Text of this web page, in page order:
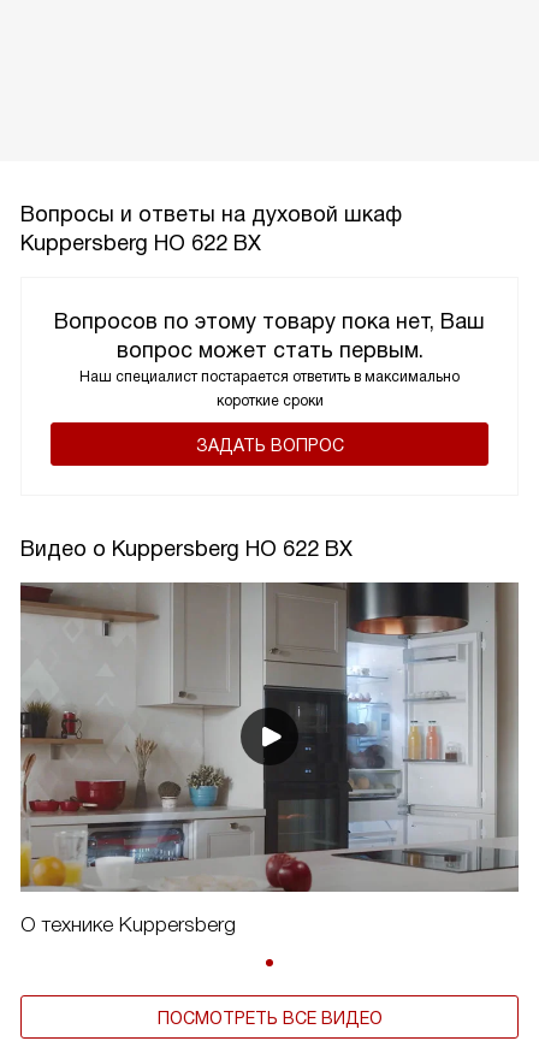
Вопросы и ответы на духовой шкаф
Kuppersberg HO 622 BX
Вопросов по этому товару пока нет, Ваш
вопрос может стать первым.
Наш специалист постарается ответить в максимально
короткие сроки
ЗАДАТЬ ВОПРОС
Видео о Kuppersberg HO 622 BX
О технике Kuppersberg
ПОСМОТРЕТЬ ВСЕ ВИДЕО